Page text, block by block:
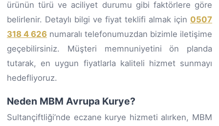
ürünün türü ve aciliyet durumu gibi faktörlere göre
belirlenir. Detaylı bilgi ve fiyat teklifi almak için 0507
318 4 626 numaralı telefonumuzdan bizimle iletişime
geçebilirsiniz. Müşteri memnuniyetini ön planda
tutarak, en uygun fiyatlarla kaliteli hizmet sunmayı
hedefliyoruz.
Neden MBM Avrupa Kurye?
Sultançiftliği’nde eczane kurye hizmeti alırken, MBM